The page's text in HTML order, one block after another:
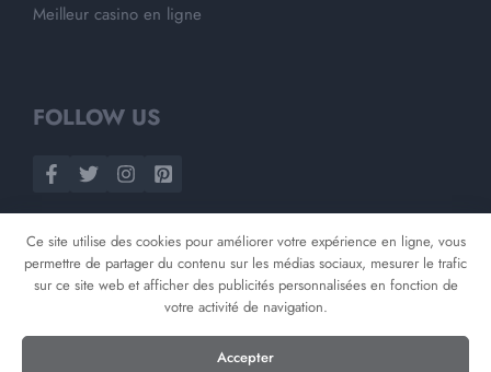
Meilleur casino en ligne
FOLLOW US
©2026Opnminded
Ce site utilise des cookies pour améliorer votre expérience en ligne, vous
permettre de partager du contenu sur les médias sociaux, mesurer le trafic
sur ce site web et afficher des publicités personnalisées en fonction de
votre activité de navigation.
Accepter